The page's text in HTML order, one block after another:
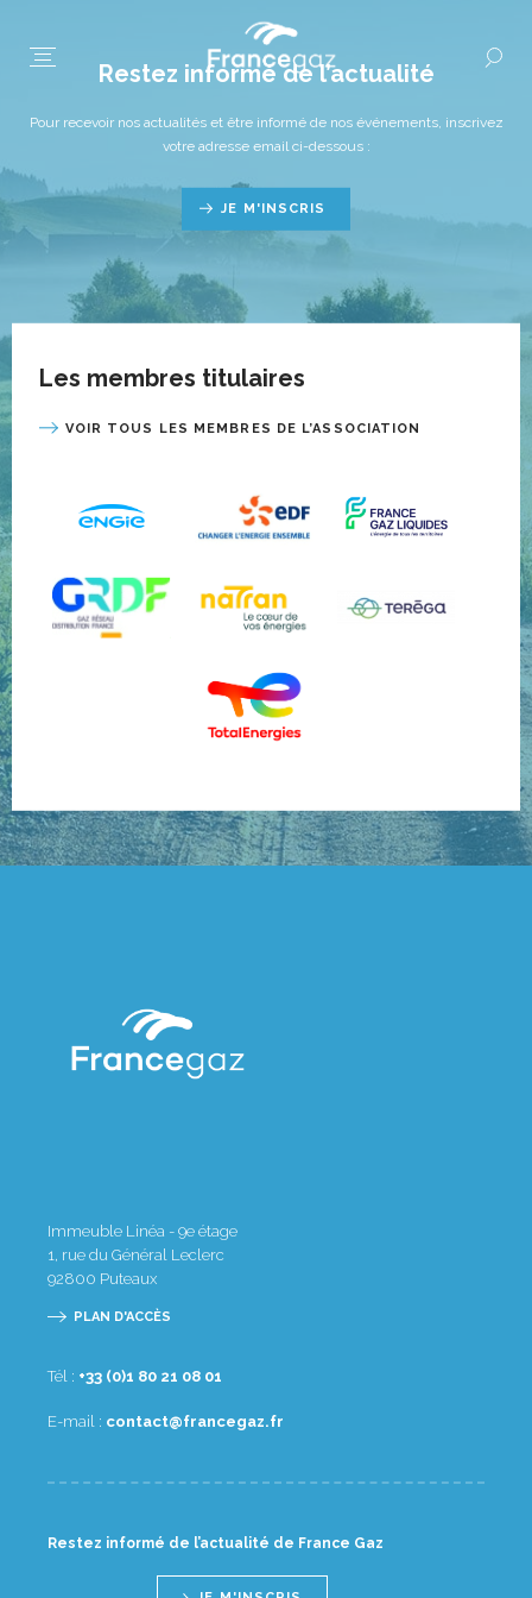
Restez informé de l’actualité
Pour recevoir nos actualités et être informé de nos événements, inscrivez
votre adresse email ci-dessous :
JE M'INSCRIS
Les membres titulaires
VOIR TOUS LES MEMBRES DE L’ASSOCIATION
Immeuble Linéa - 9e étage
1, rue du Général Leclerc
92800 Puteaux
PLAN D'ACCÈS
Tél : 10 80 12 08 1(0) 33+
E-mail : rf.zagecnarf@tcatnoc
Restez informé de l’actualité de France Gaz